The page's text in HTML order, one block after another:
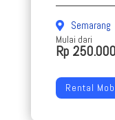
Semarang
Mulai dari
Rp 250.000
Rental